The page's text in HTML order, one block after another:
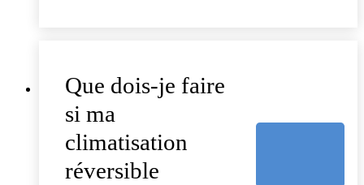
Que dois-je faire
si ma
climatisation
réversible